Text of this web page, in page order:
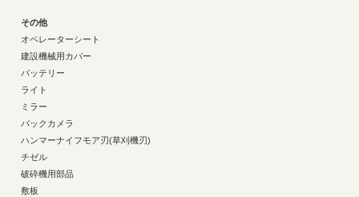
その他
オペレーターシート
建設機械用カバー
バッテリー
ライト
ミラー
バックカメラ
ハンマーナイフモア刃(草刈機刃)
チゼル
破砕機用部品
敷板